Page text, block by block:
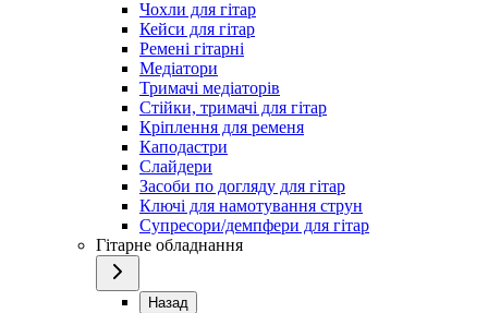
Чохли для гітар
Кейси для гітар
Ремені гітарні
Медіатори
Тримачі медіаторів
Стійки, тримачі для гітар
Кріплення для ременя
Каподастри
Слайдери
Засоби по догляду для гітар
Ключі для намотування струн
Супресори/демпфери для гітар
Гітарне обладнання
Назад